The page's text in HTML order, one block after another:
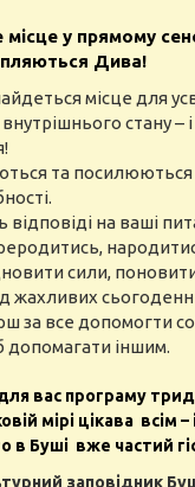
місце у прямому
Дива!
місце для
стану –
та посилюються
відповіді на ваші
сили,
жахливих
за все допомогти
допомагати іншим.
вас програму
мірі цікава всім –
в Буші вже частий
заповідник